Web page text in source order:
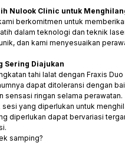
Nulook Clinic untuk
berkomitmen untuk
dalam teknologi dan teknik
dan kami menyesuaikan
Sering Diajukan
tahi lalat dengan Fraxis
dapat ditoleransi dengan
sensasi ringan selama perawatan.
sesi yang diperlukan untuk
diperlukan dapat bervariasi
samping?